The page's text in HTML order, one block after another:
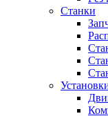
Станки